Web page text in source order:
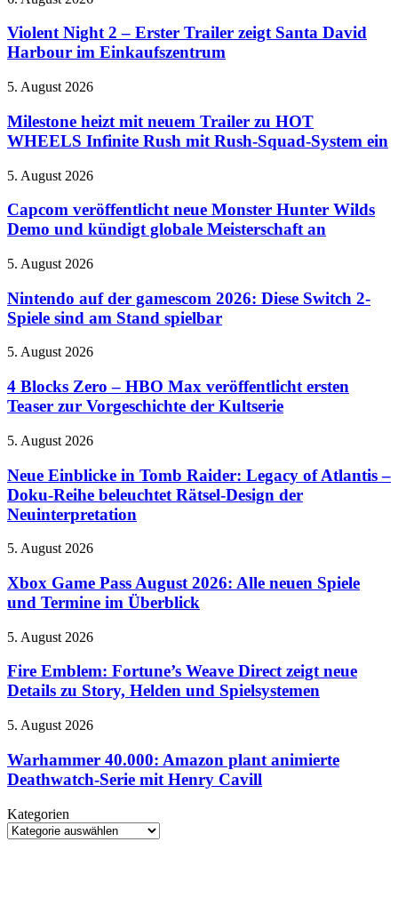
Unterwasserwelt
erschienen
2
–
Erster
zeigt
David
Harbour
Einkaufszentrum
Violent Night 2 – Erster Trailer zeigt Santa David
Harbour im Einkaufszentrum
Milestone
mit
neuem
Trailer
HOT
Infinite
Rush
Rush-
System
ein
5. August 2026
Milestone heizt mit neuem Trailer zu HOT
WHEELS Infinite Rush mit Rush-Squad-System ein
Capcom
neue
Monster
Hunter
Demo
kündigt
globale
an
5. August 2026
Capcom veröffentlicht neue Monster Hunter Wilds
Demo und kündigt globale Meisterschaft an
Nintendo
der
gamescom
2026:
Switch
Spiele
sind
Stand
5. August 2026
Nintendo auf der gamescom 2026: Diese Switch 2-
Spiele sind am Stand spielbar
4
Zero
–
HBO
veröffentlicht
Teaser
zur
Vorgeschichte
der
Kultserie
5. August 2026
4 Blocks Zero – HBO Max veröffentlicht ersten
Teaser zur Vorgeschichte der Kultserie
Neue
in
Tomb
Raider:
Legacy
Atlantis
Doku-
Reihe
Rätsel-
Design
der
Neuinterpretation
5. August 2026
Neue Einblicke in Tomb Raider: Legacy of Atlantis –
Doku-Reihe beleuchtet Rätsel-Design der
Neuinterpretation
Xbox
Pass
August
2026:
neuen
und
Termine
Überblick
5. August 2026
Xbox Game Pass August 2026: Alle neuen Spiele
und Termine im Überblick
Fire
Fortune’s
Weave
Direct
neue
zu
Story,
und
Spielsystemen
5. August 2026
Fire Emblem: Fortune’s Weave Direct zeigt neue
Details zu Story, Helden und Spielsystemen
Warhammer
Amazon
plant
animierte
Serie
mit
5. August 2026
Warhammer 40.000: Amazon plant animierte
Deathwatch-Serie mit Henry Cavill
Kategorien
Kategorien